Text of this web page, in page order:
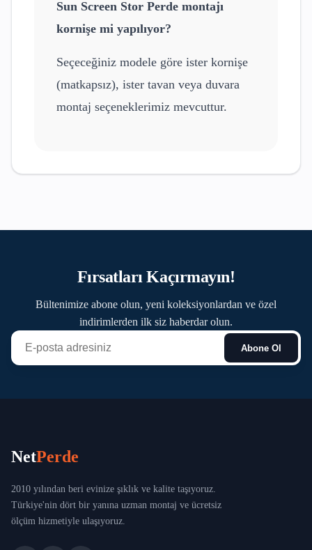
Sun Screen Stor Perde montajı
kornişe mi yapılıyor?
Seçeceğiniz modele göre ister kornişe
(matkapsız), ister tavan veya duvara
montaj seçeneklerimiz mevcuttur.
Fırsatları Kaçırmayın!
Bültenimize abone olun, yeni koleksiyonlardan ve özel
indirimlerden ilk siz haberdar olun.
Abone Ol
NetPerde
2010 yılından beri evinize şıklık ve kalite taşıyoruz.
Türkiye'nin dört bir yanına uzman montaj ve ücretsiz
ölçüm hizmetiyle ulaşıyoruz.